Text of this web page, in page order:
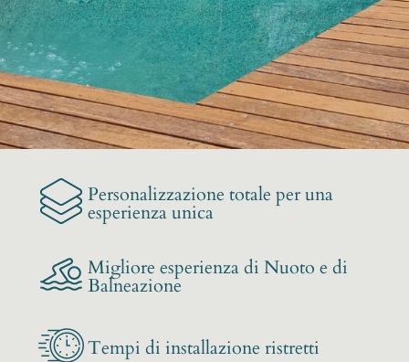
Personalizzazione totale per una
esperienza unica
Migliore esperienza di Nuoto e di
Balneazione
Tempi di installazione ristretti